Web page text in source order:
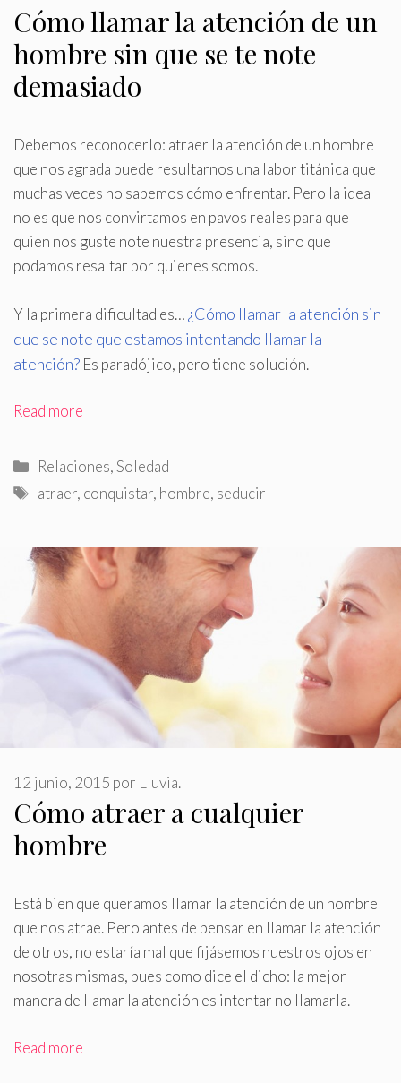
Cómo llamar la atención de un
hombre sin que se te note
demasiado
Debemos reconocerlo: atraer la atención de un hombre
que nos agrada puede resultarnos una labor titánica que
muchas veces no sabemos cómo enfrentar. Pero la idea
no es que nos convirtamos en pavos reales para que
quien nos guste note nuestra presencia, sino que
podamos resaltar por quienes somos.
Y la primera dificultad es…¿Cómo llamar la atención sin
que se note que estamos intentando llamar la
atención? Es paradójico, pero tiene solución.
Read more
Categorías
Relaciones,Soledad
Etiquetas
atraer, conquistar, hombre, seducir
Cómo atraer a cualquier
hombre
12 junio, 2015 por Lluvia.
Está bien que queramos llamar la atención de un hombre
que nos atrae. Pero antes de pensar en llamar la atención
de otros, no estaría mal que fijásemos nuestros ojos en
nosotras mismas, pues como dice el dicho: la mejor
manera de llamar la atención es intentar no llamarla.
Read more